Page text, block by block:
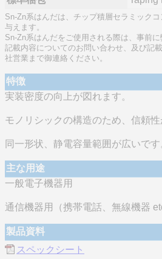
Sn-Zn系はんだは、チップ積層セラミック
与えます。
Sn-Zn系はんだをご使用される際は、事前に
記載内容についてのお問い合わせ、及び記
社営業まで御連絡ください。
特徴
実装密度の向上が図れます。
モノリシックの構造のため、信頼性
同一形状、静電容量範囲が広いです
主な用途
一般電子機器用
通信機器用（携帯電話、無線機器
製品資料
スペックシート